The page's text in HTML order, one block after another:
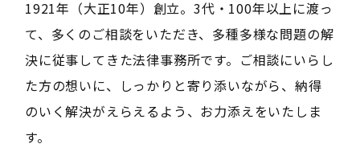
1921年（大正10年）創立。3代・100年以上に渡っ
て、多くのご相談をいただき、多種多様な問題の解
決に従事してきた法律事務所です。ご相談にいらし
た方の想いに、しっかりと寄り添いながら、納得
のいく解決がえらえるよう、お力添えをいたしま
す。